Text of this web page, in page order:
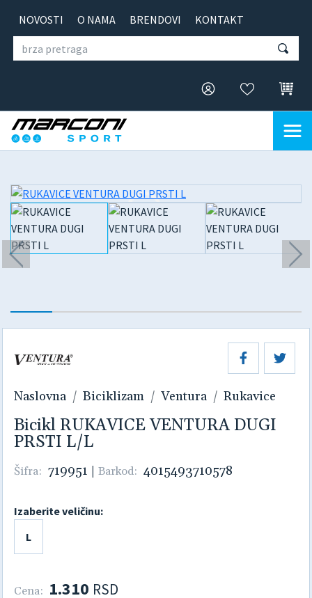
NOVOSTI O NAMA BRENDOVI KONTAKT
Naslovna Biciklizam Ventura Rukavice
Bicikl RUKAVICE VENTURA DUGI
PRSTI L/L
Šifra: 719951 | Barkod: 4015493710578
Izaberite veličinu:
L
Cena: 1.310 RSD